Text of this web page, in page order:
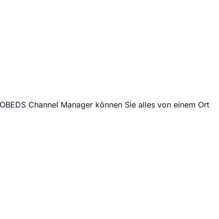
Channel Manager können Sie alles von einem Ort